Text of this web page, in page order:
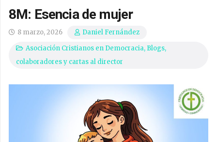
8M: Esencia de mujer
8 marzo, 2026
Daniel Fernández
Asociación Cristianos en Democracia, Blogs,
colaboradores y cartas al director